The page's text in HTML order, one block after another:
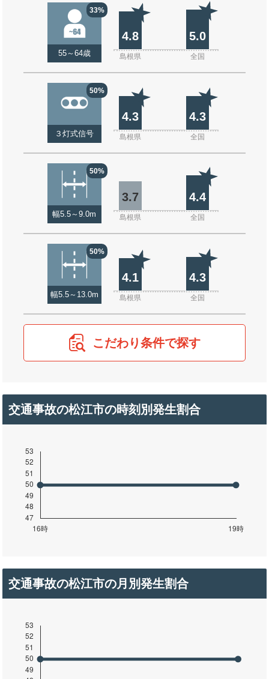
33%
55～64歳
4.8 5.0
島根県 全国
50%
３灯式信号
4.3 4.3
島根県 全国
50%
幅5.5～9.0m
3.7 4.4
島根県 全国
50%
幅5.5～13.0m
4.1 4.3
島根県 全国
こだわり条件で探す
交通事故の松江市の時刻別発生割合
交通事故の松江市の月別発生割合